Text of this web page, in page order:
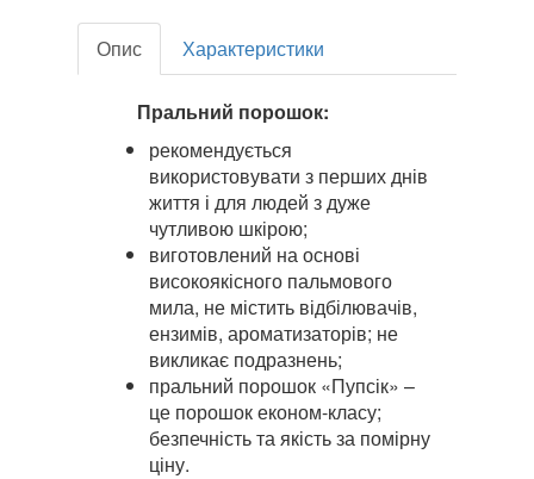
Опис Характеристики
Пральний порошок:
рекомендується
використовувати з перших днів
життя і для людей з дуже
чутливою шкірою;
виготовлений на основі
високоякісного пальмового
мила, не містить відбілювачів,
ензимів, ароматизаторів; не
викликає подразнень;
пральний порошок «Пупсік» –
це порошок економ-класу;
безпечність та якість за помірну
ціну.